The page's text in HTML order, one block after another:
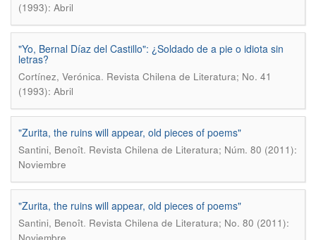
(1993): Abril
"Yo, Bernal Díaz del Castillo": ¿Soldado de a pie o idiota sin
letras?
Cortínez, Verónica. Revista Chilena de Literatura; No. 41
(1993): Abril
"Zurita, the ruins will appear, old pieces of poems"
Santini, Benoît. Revista Chilena de Literatura; Núm. 80 (2011):
Noviembre
"Zurita, the ruins will appear, old pieces of poems"
Santini, Benoît. Revista Chilena de Literatura; No. 80 (2011):